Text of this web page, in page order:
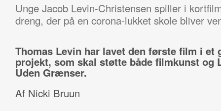
Unge Jacob Levin-Christensen spiller i
dreng, der på en corona-lukket skole bliver
Thomas Levin har lavet den første film i et
projekt, som skal støtte både filmkunst og
Uden Grænser.
Af Nicki Bruun